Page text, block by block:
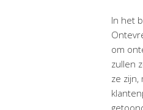
In het
om
zullen
ze